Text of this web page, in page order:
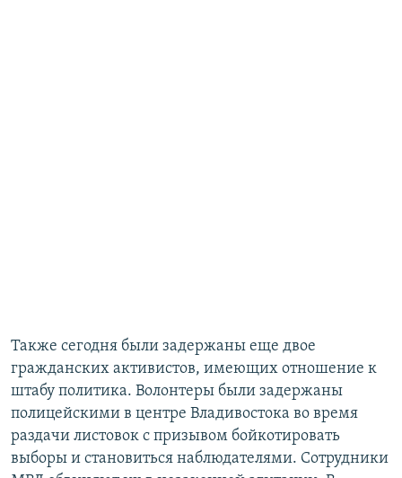
Также сегодня были задержаны еще двое
гражданских активистов, имеющих отношение к
штабу политика. Волонтеры были задержаны
полицейскими в центре Владивостока во время
раздачи листовок с призывом бойкотировать
выборы и становиться наблюдателями. Сотрудники